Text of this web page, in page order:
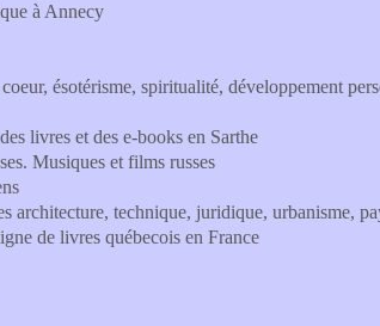
à Annecy
ésotérisme, spiritualité, développement
livres et des e-books en Sarthe
Musiques et films russes
architecture, technique, juridique, urbanisme,
de livres québecois en France